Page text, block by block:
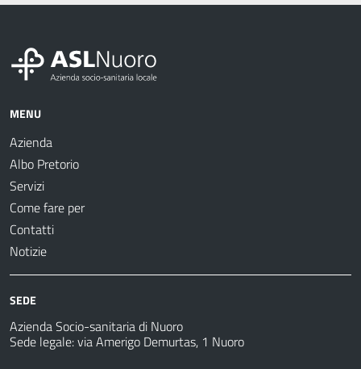
MENU
Azienda
Albo Pretorio
Servizi
Come fare per
Contatti
Notizie
SEDE
Azienda Socio-sanitaria di Nuoro
Sede legale: via Amerigo Demurtas, 1 Nuoro